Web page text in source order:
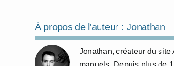
À propos de l'auteur :Jonathan
Jonathan, créateur du site
manuels. Depuis plus de